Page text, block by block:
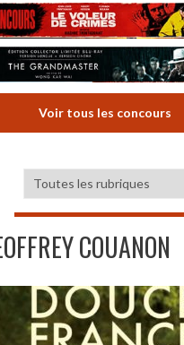
Voir tous les concours
COUANON